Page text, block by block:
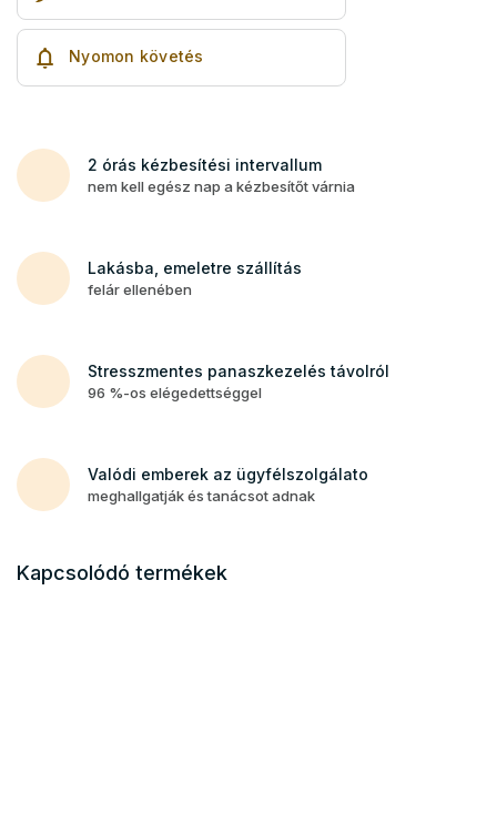
Nyomon követés
2 órás kézbesítési intervallum
nem kell egész nap a kézbesítőt várnia
Lakásba, emeletre szállítás
felár ellenében
Stresszmentes panaszkezelés távolról
96 %-os elégedettséggel
Valódi emberek az ügyfélszolgálato
meghallgatják és tanácsot adnak
Kapcsolódó termékek